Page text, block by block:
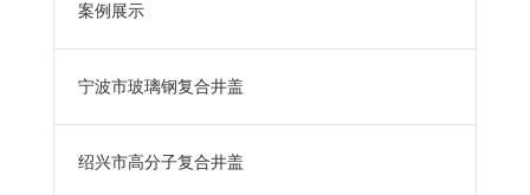
案例展示
宁波市玻璃钢复合井盖
绍兴市高分子复合井盖